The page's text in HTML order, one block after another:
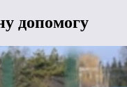
допомогу